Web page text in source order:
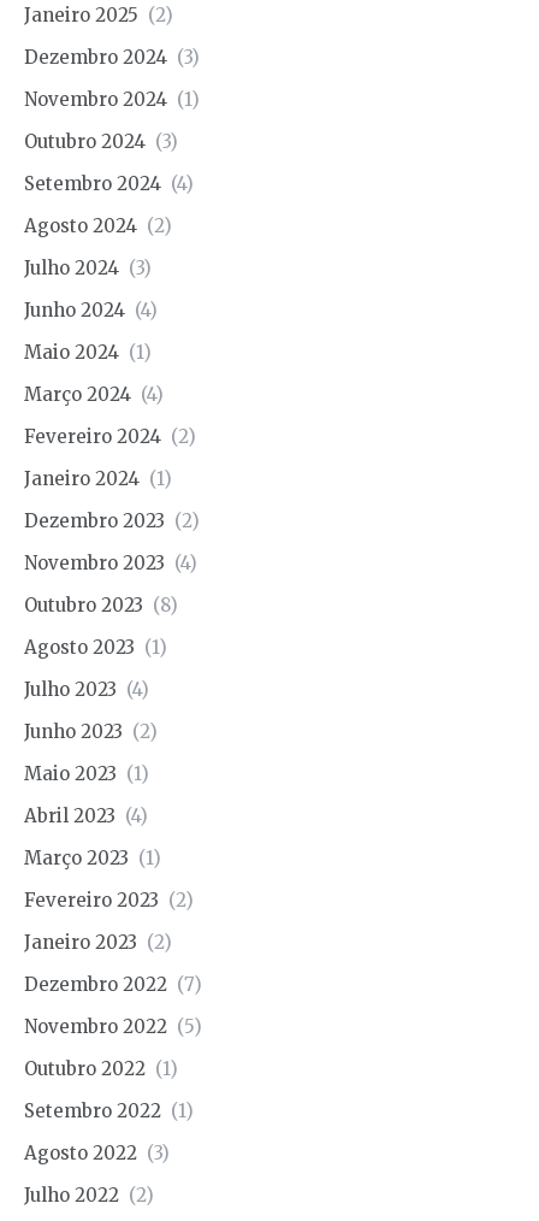
Janeiro 2025 (2)
Dezembro 2024 (3)
Novembro 2024 (1)
Outubro 2024 (3)
Setembro 2024 (4)
Agosto 2024 (2)
Julho 2024 (3)
Junho 2024 (4)
Maio 2024 (1)
Março 2024 (4)
Fevereiro 2024 (2)
Janeiro 2024 (1)
Dezembro 2023 (2)
Novembro 2023 (4)
Outubro 2023 (8)
Agosto 2023 (1)
Julho 2023 (4)
Junho 2023 (2)
Maio 2023 (1)
Abril 2023 (4)
Março 2023 (1)
Fevereiro 2023 (2)
Janeiro 2023 (2)
Dezembro 2022 (7)
Novembro 2022 (5)
Outubro 2022 (1)
Setembro 2022 (1)
Agosto 2022 (3)
Julho 2022 (2)